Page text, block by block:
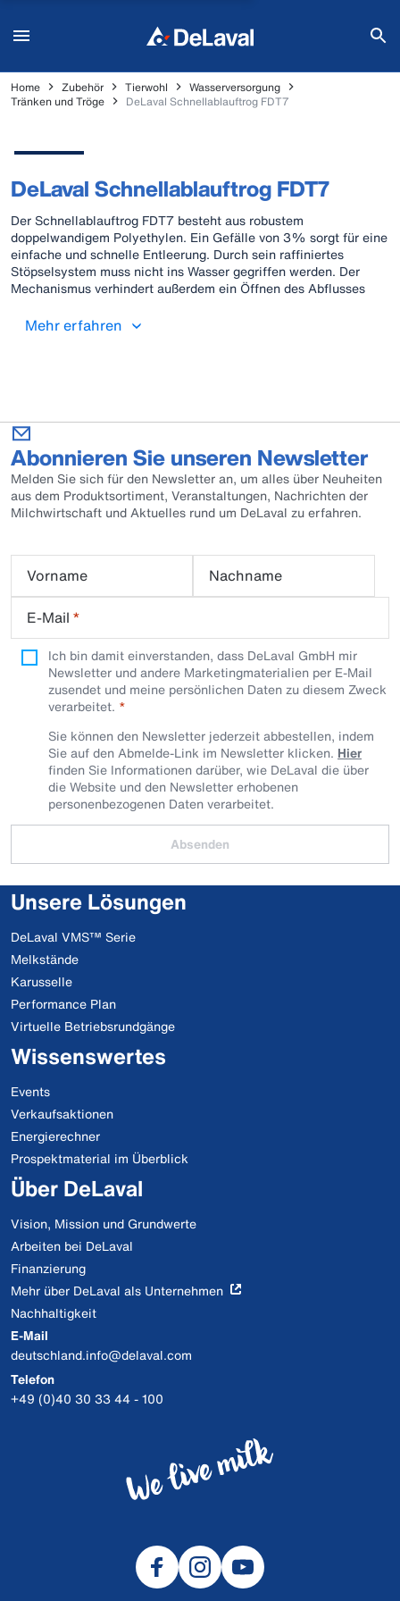
Home Zubehör Tierwohl
Wasserversorgung
Tränken und Tröge
DeLaval Schnellablauftrog FDT7
DeLaval Schnellablauftrog FDT7
Der Schnellablauftrog FDT7 besteht aus robustem
doppelwandigem Polyethylen. Ein Gefälle von 3% sorgt für eine
einfache und schnelle Entleerung. Durch sein raffiniertes
Stöpselsystem muss nicht ins Wasser gegriffen werden. Der
Mechanismus verhindert außerdem ein Öffnen des Abflusses
Hochleistungsschwimmerventil (83 L / min bei 4 bar
Mehr erfahren
Abonnieren Sie unseren Newsletter
Melden Sie sich für den Newsletter an, um alles über Neuheiten
aus dem Produktsortiment, Veranstaltungen, Nachrichten der
Milchwirtschaft und Aktuelles rund um DeLaval zu erfahren.
Vorname
Nachname
E-Mail *
Ich bin damit einverstanden, dass DeLaval GmbH mir
Newsletter und andere Marketingmaterialien per E-Mail
zusendet und meine persönlichen Daten zu diesem Zweck
verarbeitet.
Sie können den Newsletter jederzeit abbestellen, indem
Sie auf den Abmelde-Link im Newsletter klicken. Hier
finden Sie Informationen darüber, wie DeLaval die über
die Website und den Newsletter erhobenen
personenbezogenen Daten verarbeitet.
Absenden
Unsere Lösungen
DeLaval VMS™ Serie
Melkstände
Karusselle
Performance Plan
Virtuelle Betriebsrundgänge
Wissenswertes
Events
Verkaufsaktionen
Energierechner
Prospektmaterial im Überblick
Über DeLaval
Vision, Mission und Grundwerte
Arbeiten bei DeLaval
Finanzierung
Mehr über DeLaval als Unternehmen
Nachhaltigkeit
E-Mail
deutschland.info@delaval.com
Telefon
+49 (0)40 30 33 44 - 100